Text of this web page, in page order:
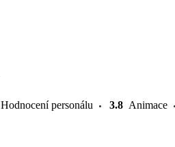
Hodnocení personálu 3.8 Animace